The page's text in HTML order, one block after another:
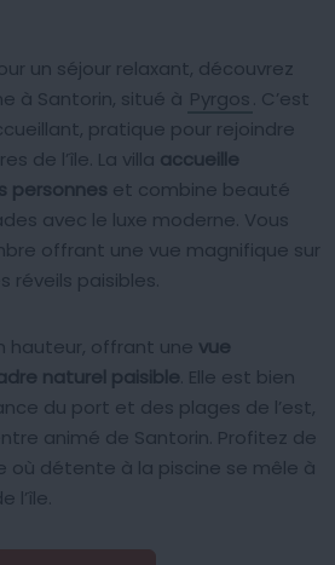
un séjour relaxant, découvrez
à Santorin, situé à Pyrgos . C’est
pratique pour rejoindre
de l’île. La villa accueille
personnes et combine beauté
avec le luxe moderne. Vous
offrant une vue magnifique sur
réveils paisibles.
hauteur, offrant une vue
naturel paisible . Elle est bien
du port et des plages de l’est,
animé de Santorin. Profitez de
détente à la piscine se mêle à
l’île.